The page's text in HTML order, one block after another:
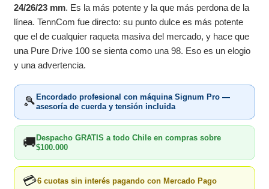
24/26/23 mm. Es la más potente y la que más perdona de la
línea. TennCom fue directo: su punto dulce es más potente
que el de cualquier raqueta masiva del mercado, y hace que
una Pure Drive 100 se sienta como una 98. Eso es un elogio
y una advertencia.
🎾Encordado profesional con máquina Signum Pro —
asesoría de cuerda y tensión incluida
🚚Despacho GRATIS a todo Chile en compras sobre
$100.000
💳6 cuotas sin interés pagando con Mercado Pago